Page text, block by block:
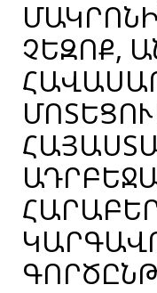
ՉԵԶՈՔ,